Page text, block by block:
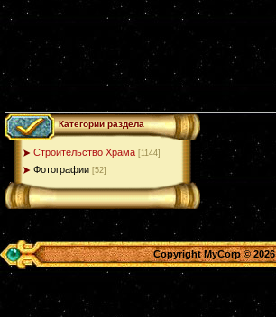
Категории раздела
Строительство Храма [1144]
Фотографии [52]
Copyright MyCorp © 2026